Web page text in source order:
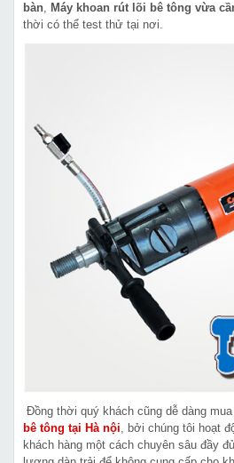
bàn, Máy khoan rút lõi bê tông vừa
thời có thể test thử tại nơi.
Đồng thời quý khách cũng dễ dàng
bê tông tại Hà nội, bởi chúng tôi hoạt
khách hàng một cách chuyên sâu đầy